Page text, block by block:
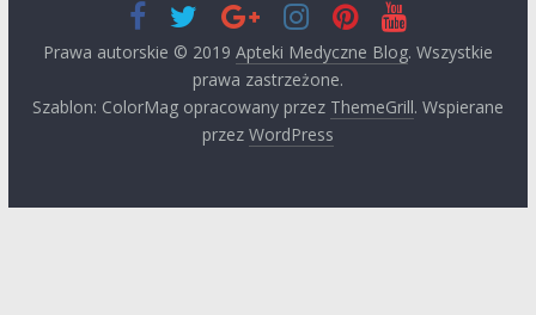
Prawa autorskie © 2019 Apteki Medyczne Blog. Wszystkie
prawa zastrzeżone.
Szablon: ColorMag opracowany przez ThemeGrill. Wspierane
przez WordPress